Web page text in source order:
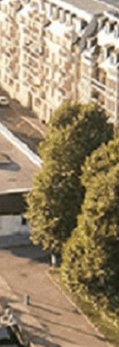
Exporter les
Exporter
Exporter
Menu
<
>
- 🎁 Caen
- 🎉 Les
- Activités
Ajoutez un
Cliquez pour